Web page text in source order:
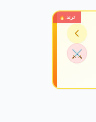
ترند 🔥
⚔️